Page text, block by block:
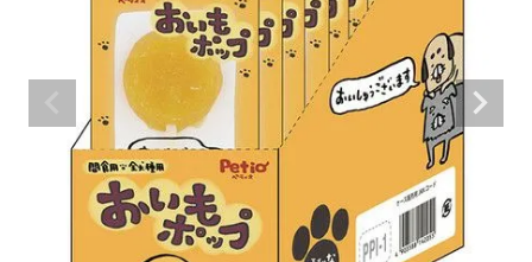
SNS
ご利用案内
ACCOUNT MENU
ようこそ ゲスト 様
person 新規会員登録